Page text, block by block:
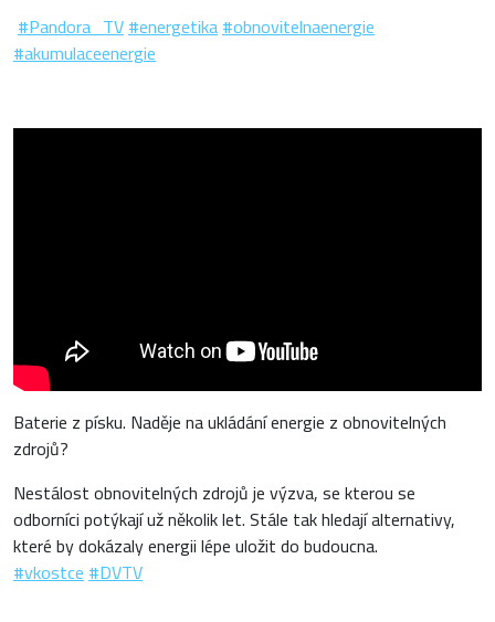
#Pandora_TV#energetika#obnovitelnaenergie
#akumulaceenergie
Baterie z písku. Naděje na ukládání energie z obnovitelných
zdrojů?
Nestálost obnovitelných zdrojů je výzva, se kterou se
odborníci potýkají už několik let. Stále tak hledají alternativy,
které by dokázaly energii lépe uložit do budoucna.
#vkostce#DVTV